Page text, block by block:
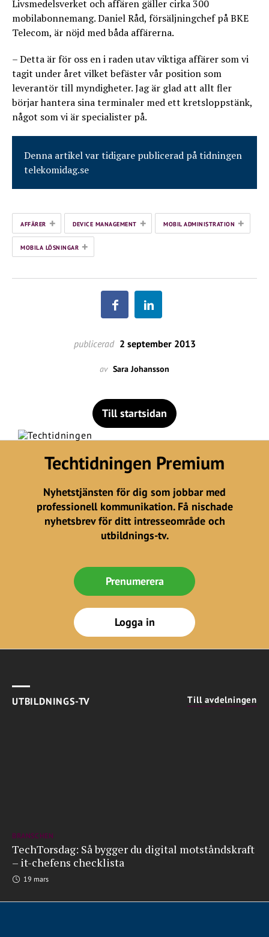
Livsmedelsverket och affären gäller cirka 300
mobilabonnemang. Daniel Råd, försäljningchef på BKE
Telecom, är nöjd med båda affärerna.
– Detta är för oss en i raden utav viktiga affärer som vi
tagit under året vilket befäster vår position som
leverantör till myndigheter. Jag är glad att allt fler
börjar hantera sina terminaler med ett kretsloppstänk,
något som vi är specialister på.
Denna artikel var tidigare publicerad på tidningen
telekomidag.se
AFFÄRER + DEVICE MANAGEMENT + MOBIL ADMINISTRATION +
MOBILA LÖSNINGAR +
publicerad 2 september 2013
av Sara Johansson
Till startsidan
Techtidningen Premium
Nyhetstjänsten för dig som jobbar med
professionell kommunikation. Få nischade
nyhetsbrev för ditt intresseområde och
utbildnings-tv.
Prenumerera
Logga in
UTBILDNINGS-TV Till avdelningen
BRANSCHEN
TechTorsdag: Så bygger du digital motståndskraft
– it-chefens checklista
19 mars